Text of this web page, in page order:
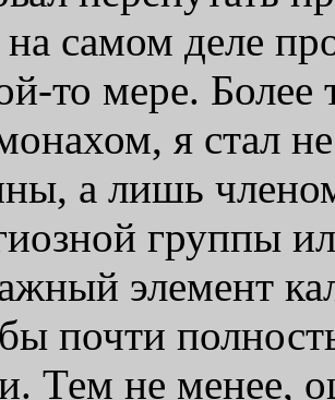
на самом деле
то мере. Более
я стал
а лишь
группы
элемент
почти
Тем не менее,